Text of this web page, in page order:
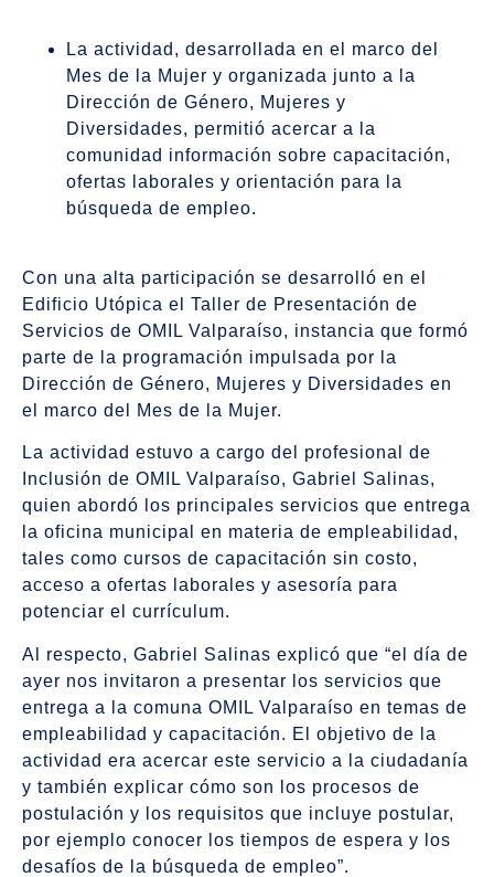
La actividad, desarrollada en el marco del
Mes de la Mujer y organizada junto a la
Dirección de Género, Mujeres y
Diversidades, permitió acercar a la
comunidad información sobre capacitación,
ofertas laborales y orientación para la
búsqueda de empleo.
Con una alta participación se desarrolló en el
Edificio Utópica el Taller de Presentación de
Servicios de OMIL Valparaíso, instancia que formó
parte de la programación impulsada por la
Dirección de Género, Mujeres y Diversidades en
el marco del Mes de la Mujer.
La actividad estuvo a cargo del profesional de
Inclusión de OMIL Valparaíso, Gabriel Salinas,
quien abordó los principales servicios que entrega
la oficina municipal en materia de empleabilidad,
tales como cursos de capacitación sin costo,
acceso a ofertas laborales y asesoría para
potenciar el currículum.
Al respecto, Gabriel Salinas explicó que “el día de
ayer nos invitaron a presentar los servicios que
entrega a la comuna OMIL Valparaíso en temas de
empleabilidad y capacitación. El objetivo de la
actividad era acercar este servicio a la ciudadanía
y también explicar cómo son los procesos de
postulación y los requisitos que incluye postular,
por ejemplo conocer los tiempos de espera y los
desafíos de la búsqueda de empleo”.